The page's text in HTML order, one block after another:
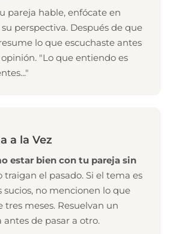
pareja hable, enfócate en
perspectiva. Después de que
lo que escuchaste antes
"Lo que entiendo es
a la Vez
estar bien con tu pareja sin
traigan el pasado. Si el tema es
sucios, no mencionen lo que
tres meses. Resuelvan un
antes de pasar a otro.